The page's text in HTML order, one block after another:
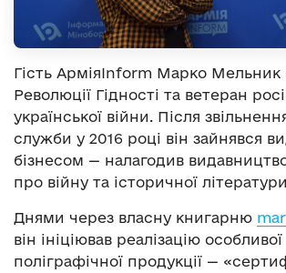
Гість АрміяInform Марко Мельник
Революції Гідності та ветеран
української війни. Після
служби у 2016 році він зайнявся
бізнесом — налагодив
про війну та історичної літератури.
Днями через власну книгарню
він ініціював реалізацію особливої
поліграфічної продукції —